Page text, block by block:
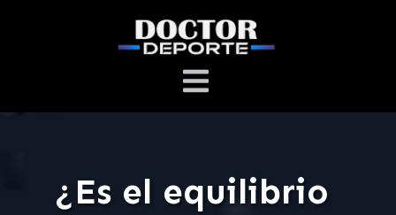
¿Es el equilibrio